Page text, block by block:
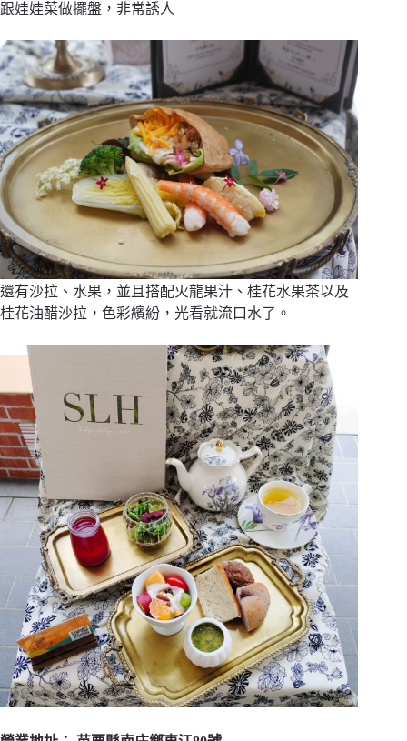
跟娃娃菜做擺盤，非常誘人
還有沙拉、水果，並且搭配火龍果汁、桂花水果茶以及
桂花油醋沙拉，色彩繽紛，光看就流口水了。